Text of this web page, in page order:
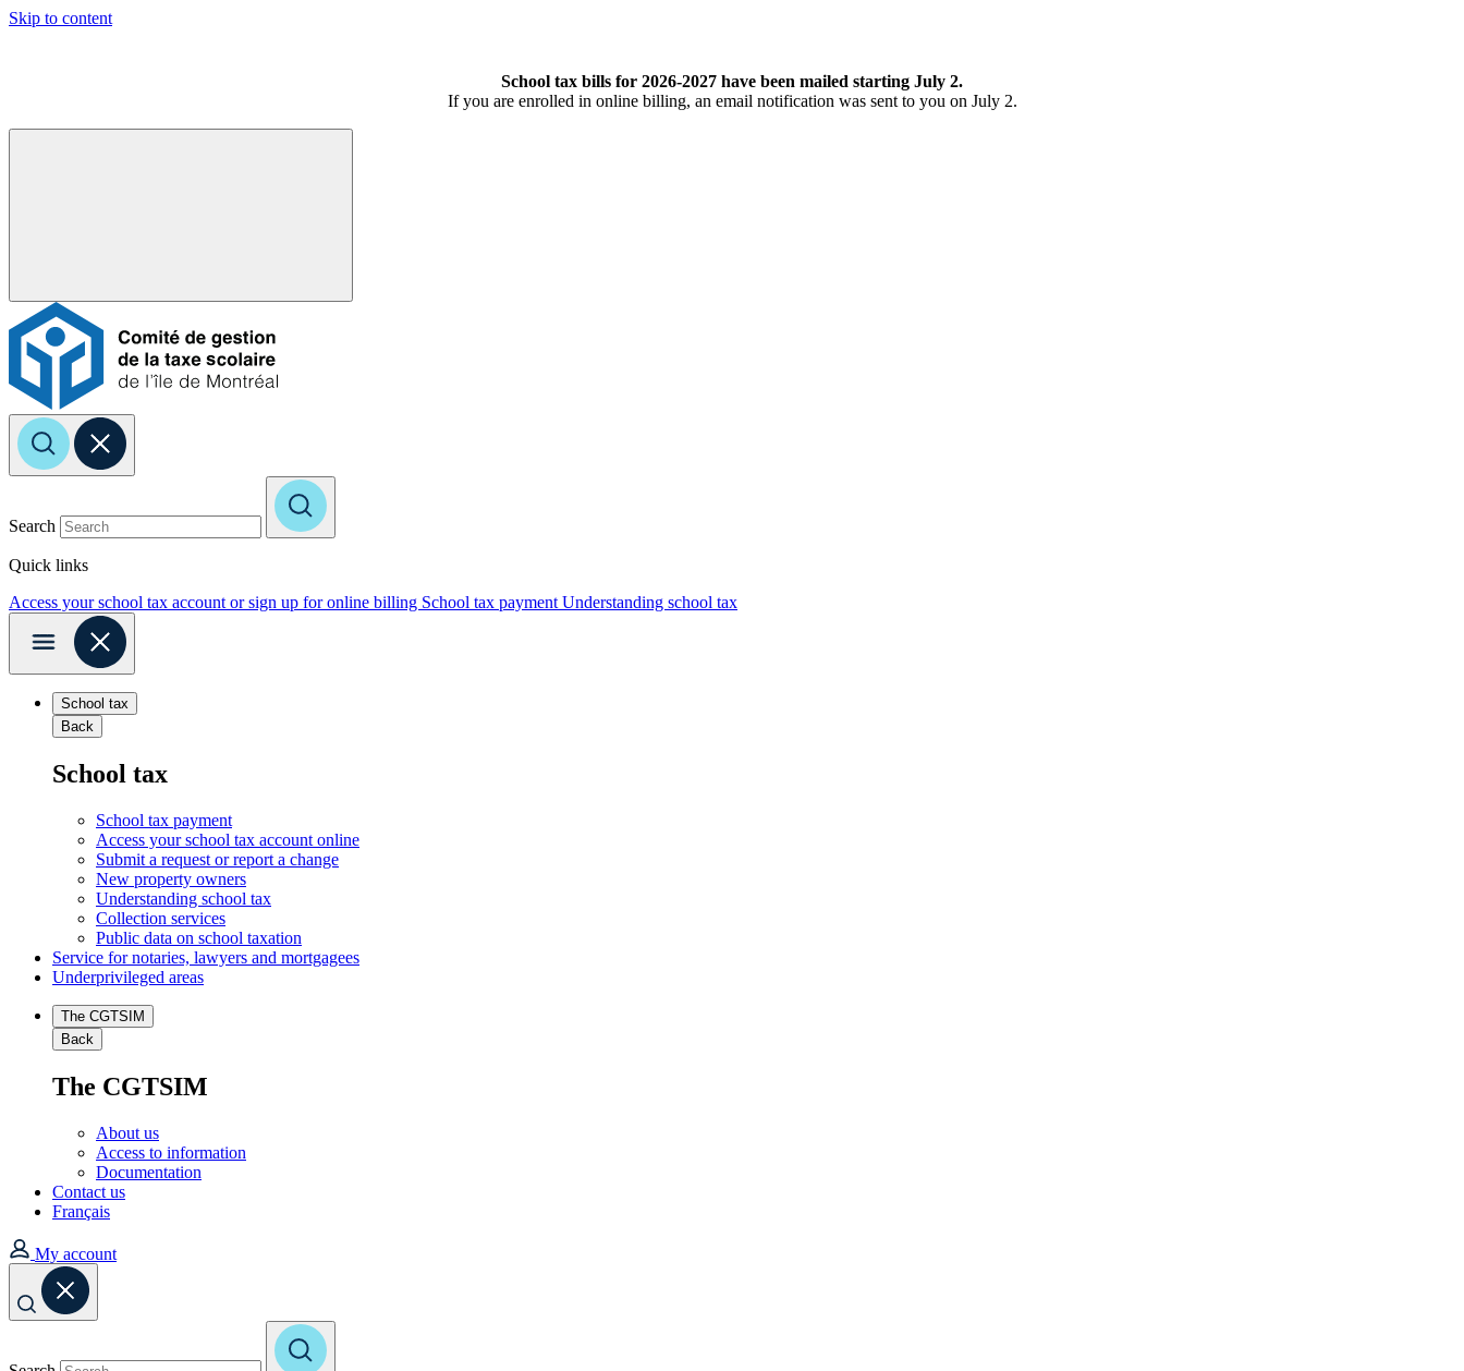
Skip to content
School tax bills for 2026-2027 have been mailed starting July 2.
If you are enrolled in online billing, an email notification was sent to you on July 2.
Search
Quick links
Access your school tax account or sign up for online billing School tax payment Understanding school tax
School tax
Back
School tax
School tax payment
Access your school tax account online
Submit a request or report a change
New property owners
Understanding school tax
Collection services
Public data on school taxation
Service for notaries, lawyers and mortgagees
Underprivileged areas
The CGTSIM
Back
The CGTSIM
About us
Access to information
Documentation
Contact us
Français
My account